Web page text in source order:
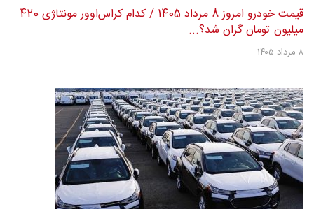
قیمت خودرو امروز 8 مرداد 1405 / کدام کراس‌اوور مونتاژی 420
میلیون تومان گران شد؟...
۸ مرداد ۱۴۰۵